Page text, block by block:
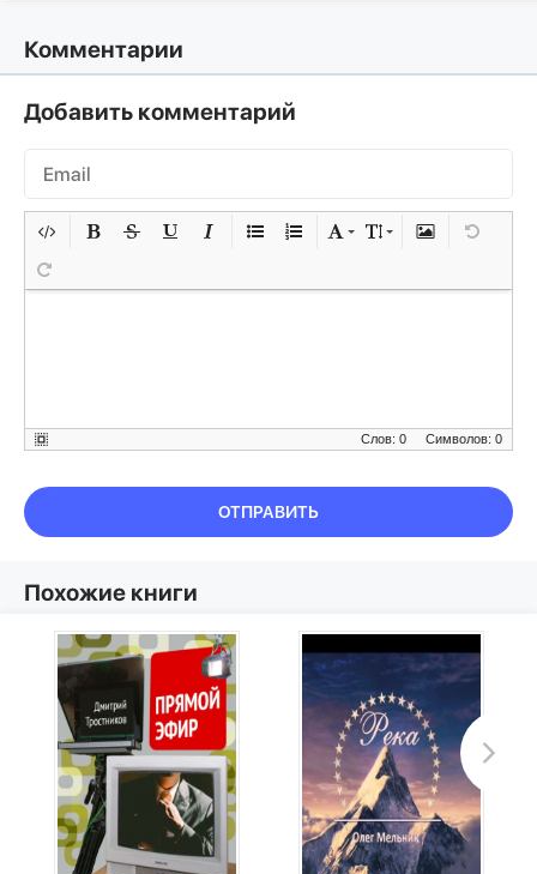
Комментарии
Добавить комментарий
Символов: 0
Слов: 0
ОТПРАВИТЬ
Похожие книги